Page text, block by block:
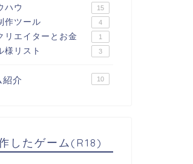
ハウ 15
作ツール 4
リエイターとお金 1
様リスト 3
紹介 10
したゲーム(R18)